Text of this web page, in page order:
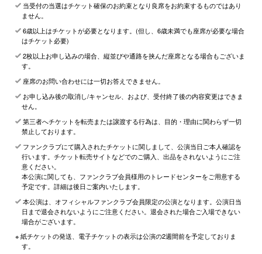
当受付の当選はチケット確保のお約束となり良席をお約束するものではあり
ません。
6歳以上はチケットが必要となります。(但し、6歳未満でも座席が必要な場合
はチケット必要)
2枚以上お申し込みの場合、縦並びや通路を挟んだ座席となる場合もございま
す。
座席のお問い合わせには一切お答えできません。
お申し込み後の取消し/キャンセル、および、受付終了後の内容変更はできま
せん。
第三者へチケットを転売または譲渡する行為は、目的・理由に関わらず一切
禁止しております。
ファンクラブにて購入されたチケットに関しまして、公演当日ご本人確認を
行います。チケット転売サイトなどでのご購入、出品をされないようにご注
意ください。
本公演に関しても、ファンクラブ会員様用のトレードセンターをご用意する
予定です。詳細は後日ご案内いたします。
本公演は、オフィシャルファンクラブ会員限定の公演となります。公演日当
日まで退会されないようにご注意ください。退会された場合ご入場できない
場合がございます。
※ 紙チケットの発送、電子チケットの表示は公演の2週間前を予定しておりま
す。